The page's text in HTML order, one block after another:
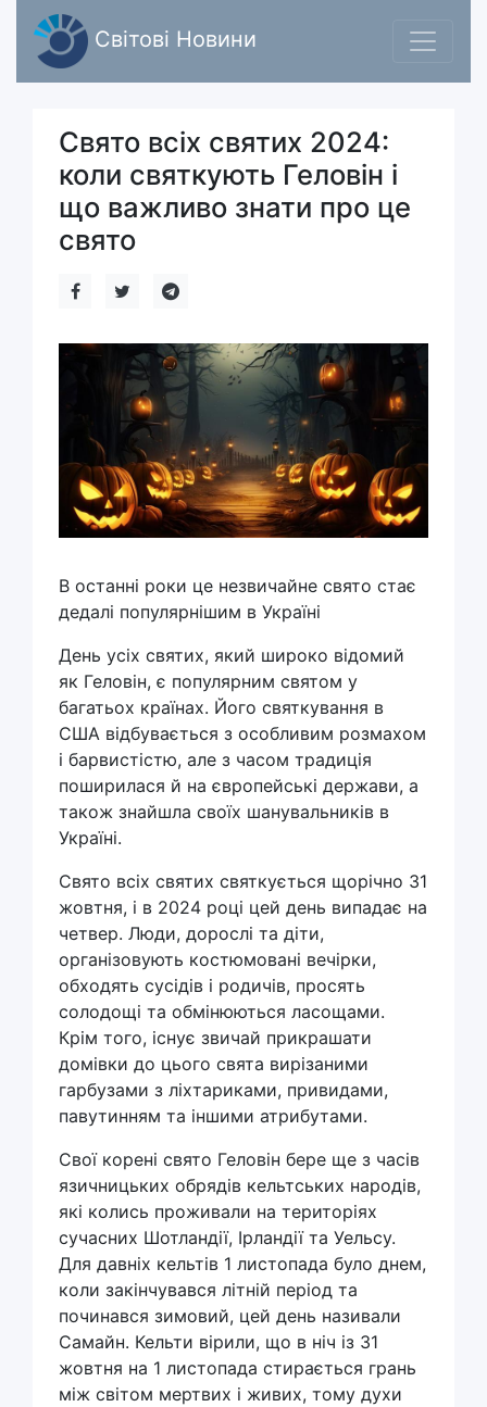
Світові Новини
Свято всіх святих 2024:
коли святкують Геловін і
що важливо знати про це
свято
В останні роки це незвичайне свято стає
дедалі популярнішим в Україні
День усіх святих, який широко відомий
як Геловін, є популярним святом у
багатьох країнах. Його святкування в
США відбувається з особливим розмахом
і барвистістю, але з часом традиція
поширилася й на європейські держави, а
також знайшла своїх шанувальників в
Україні.
Свято всіх святих святкується щорічно 31
жовтня, і в 2024 році цей день випадає на
четвер. Люди, дорослі та діти,
організовують костюмовані вечірки,
обходять сусідів і родичів, просять
солодощі та обмінюються ласощами.
Крім того, існує звичай прикрашати
домівки до цього свята вирізаними
гарбузами з ліхтариками, привидами,
павутинням та іншими атрибутами.
Свої корені свято Геловін бере ще з часів
язичницьких обрядів кельтських народів,
які колись проживали на територіях
сучасних Шотландії, Ірландії та Уельсу.
Для давніх кельтів 1 листопада було днем,
коли закінчувався літній період та
починався зимовий, цей день називали
Самайн. Кельти вірили, що в ніч із 31
жовтня на 1 листопада стирається грань
між світом мертвих і живих, тому духи